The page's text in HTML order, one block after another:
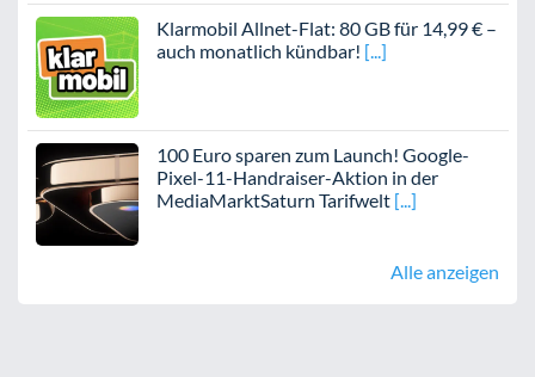
Klarmobil Allnet-Flat: 80 GB für 14,99 € –
auch monatlich kündbar!
100 Euro sparen zum Launch! Google-
Pixel-11-Handraiser-Aktion in der
MediaMarktSaturn Tarifwelt
Alle anzeigen